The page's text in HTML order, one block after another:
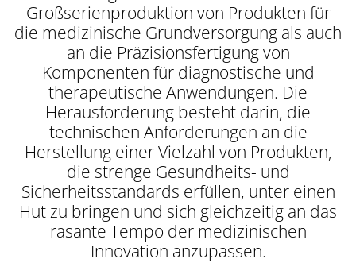
Großserienproduktion von Produkten für
die medizinische Grundversorgung als auch
an die Präzisionsfertigung von
Komponenten für diagnostische und
therapeutische Anwendungen. Die
Herausforderung besteht darin, die
technischen Anforderungen an die
Herstellung einer Vielzahl von Produkten,
die strenge Gesundheits- und
Sicherheitsstandards erfüllen, unter einen
Hut zu bringen und sich gleichzeitig an das
rasante Tempo der medizinischen
Innovation anzupassen.